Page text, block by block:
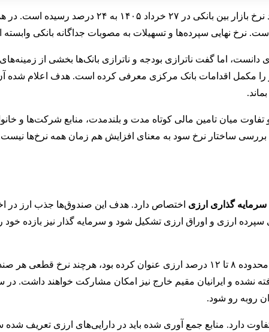
دانست، اما گفت ناترازی بودجه و ناترازی بانک‌ها بخشی از
را مکمل اقدامات بانک مرکزی معرفی کرده است. هدف اعلام شده
تفاوت میان تامین مالی کوتاه مدت و بلندمدت، منابع شرکت‌ها و
بررسی ساختار نرخ سود به معنای افزایش هم زمان همه نرخ‌ها
گذاری ارزی اختصاص دارد. هدف این صندوق‌ها جذب ارز در
سپرده ارزی و اوراق ارزی تشکیل شود و سرمایه گذار نیز بازده
مدنی زاده پیش‌تر بازده احتمالی این صندوق‌ها را در محدوده ۸ تا ۱۲ درصد
نشده و ایرانیان مقیم خارج نیز امکان مشارکت خواهند داشت.
روبه رو شود.
دارد. منابع جمع آوری شده باید در دارایی‌های ارزی تعریف